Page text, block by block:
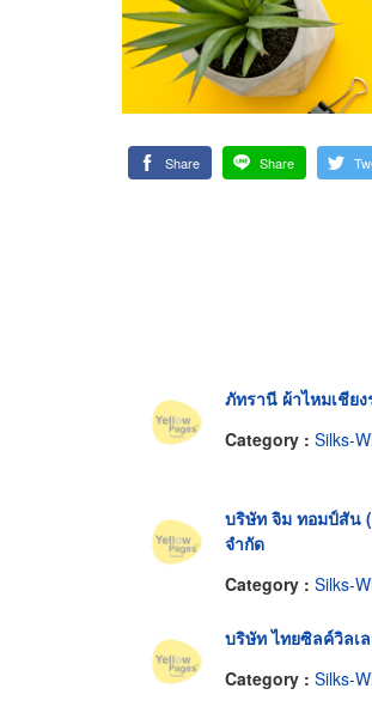
Share Share
ภัทรานี ผ้าไหมเชียง
Category : Silks-
บริษัท จิม ทอมป์สัน
จำกัด
Category : Silks-
บริษัท ไทยซิลค์วิลเ
Category : Silks-